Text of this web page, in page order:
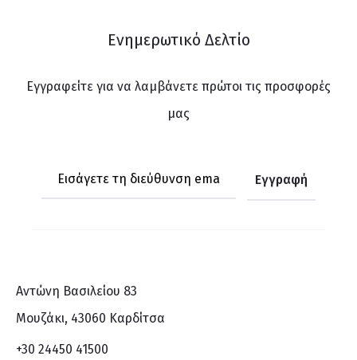
Ενημερωτικό Δελτίο
Εγγραφείτε για να λαμβάνετε πρώτοι τις προσφορές
μας
Αντώνη Βασιλείου 83
Μουζάκι, 43060 Καρδίτσα
+30 24450 41500